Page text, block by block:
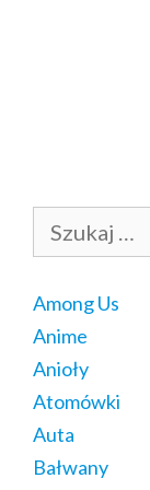
Among Us
Anime
Anioły
Atomówki
Auta
Bałwany